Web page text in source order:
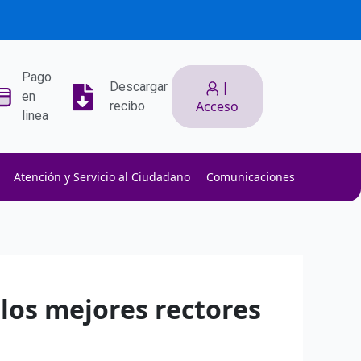
Pago
en
linea
Descargar
recibo
|
Acceso
Atención y Servicio al Ciudadano Comunicaciones
mejores rectores